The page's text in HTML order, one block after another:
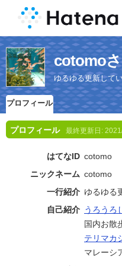
cotomo
ゆるゆる更新して
プロフィール
プロフィール 最終更新日:
はてなID cotomo
ニックネーム cotomo
一行紹介 ゆるゆる
自己紹介 うろうろ
国内お散
テリマカ
マレーシ